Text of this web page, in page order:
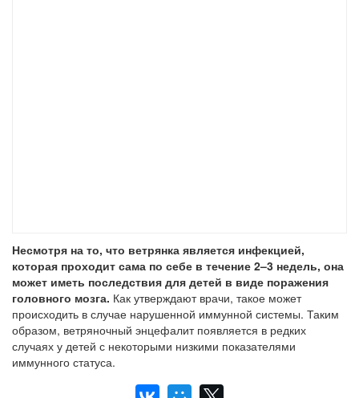
Несмотря на то, что ветрянка является инфекцией,
которая проходит сама по себе в течение 2–3 недель, она
может иметь последствия для детей в виде поражения
головного мозга. Как утверждают врачи, такое может
происходить в случае нарушенной иммунной системы. Таким
образом, ветряночный энцефалит появляется в редких
случаях у детей с некоторыми низкими показателями
иммунного статуса.